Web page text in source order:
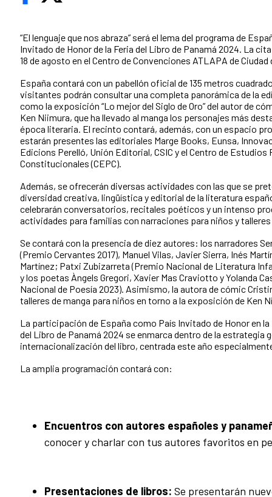
“El lenguaje que nos abraza” será el lema del programa de
Invitado de Honor de la Feria del Libro de Panamá 2024. La cita
18 de agosto en el Centro de Convenciones ATLAPA de Ciudad
España contará con un pabellón oficial de 135 metros
visitantes podrán consultar una completa panorámica de la
como la exposición “Lo mejor del Siglo de Oro” del autor de
Ken Niimura, que ha llevado al manga los personajes más
época literaria. El recinto contará, además, con un espacio
estarán presentes las editoriales Marge Books, Eunsa,
Edicions Perelló, Unión Editorial, CSIC y el Centro de Estudios
Constitucionales (CEPC).
Además, se ofrecerán diversas actividades con las que se
diversidad creativa, lingüística y editorial de la literatura
celebrarán conversatorios, recitales poéticos y un intenso
actividades para familias con narraciones para niños y
Se contará con la presencia de diez autores: los narradores
(Premio Cervantes 2017), Manuel Vilas, Javier Sierra, Inés
Martínez; Patxi Zubizarreta (Premio Nacional de Literatura
y los poetas Àngels Gregori, Xavier Mas Craviotto y Yolanda
Nacional de Poesía 2023). Asimismo, la autora de cómic
talleres de manga para niños en torno a la exposición de Ken
La participación de España como País Invitado de Honor en
del Libro de Panamá 2024 se enmarca dentro de la estrategia
internacionalización del libro, centrada este año
La amplia programación contará con:
Encuentros con autores españoles y
conocer y charlar con tus autores favoritos en
Presentaciones de libros: Se presentarán